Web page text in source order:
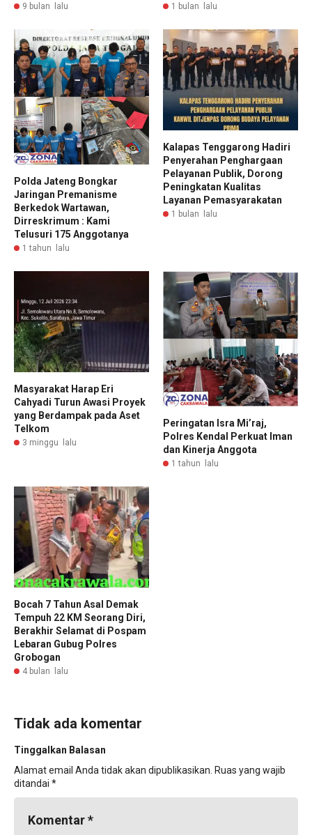
9 bulan lalu 1 bulan lalu
Polda Jateng Bongkar
Jaringan Premanisme
Berkedok Wartawan,
Dirreskrimum : Kami
Telusuri 175 Anggotanya
1 tahun lalu
Kalapas Tenggarong Hadiri
Penyerahan Penghargaan
Pelayanan Publik, Dorong
Peningkatan Kualitas
Layanan Pemasyarakatan
1 bulan lalu
Masyarakat Harap Eri
Cahyadi Turun Awasi Proyek
yang Berdampak pada Aset
Telkom
3 minggu lalu
Peringatan Isra Mi’raj,
Polres Kendal Perkuat Iman
dan Kinerja Anggota
1 tahun lalu
Bocah 7 Tahun Asal Demak
Tempuh 22 KM Seorang Diri,
Berakhir Selamat di Pospam
Lebaran Gubug Polres
Grobogan
4 bulan lalu
Tidak ada komentar
Tinggalkan Balasan
Alamat email Anda tidak akan dipublikasikan. Ruas yang wajib
ditandai *
Komentar*